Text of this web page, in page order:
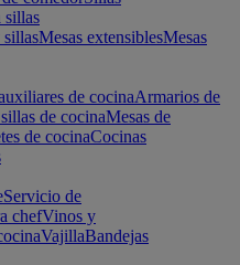
sillas
sillasMesas extensiblesMesas
de cocinaArmarios de
de cocinaMesas de
de cocinaCocinas
Servicio de
chefVinos y
VajillaBandejas